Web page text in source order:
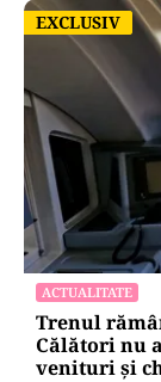
EXCLUSIV
EXCLUSIV
ACTUALITATE
Trenul
Călători nu
venituri și